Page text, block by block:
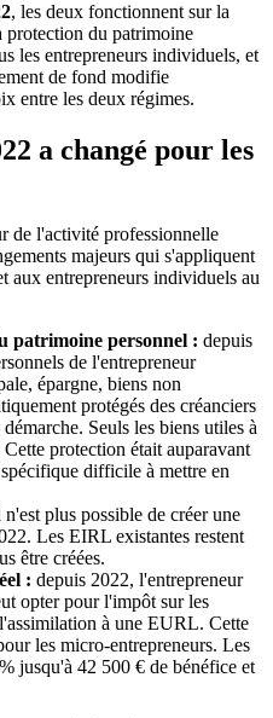
, les deux fonctionnent sur la
protection du patrimoine
les entrepreneurs individuels, et
de fond modifie
entre les deux régimes.
a changé pour les
de l'activité professionnelle
majeurs qui s'appliquent
aux entrepreneurs individuels au
patrimoine personnel : depuis
de l'entrepreneur
épargne, biens non
protégés des créanciers
Seuls les biens utiles à
protection était auparavant
difficile à mettre en
n'est plus possible de créer une
Les EIRL existantes restent
être créées.
: depuis 2022, l'entrepreneur
opter pour l'impôt sur les
à une EURL. Cette
les micro-entrepreneurs. Les
jusqu'à 42 500 € de bénéfice et